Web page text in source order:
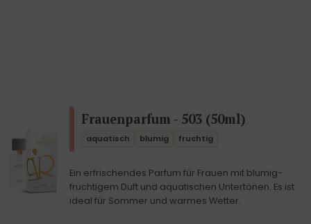
Frauenparfum - 503 (50ml)
aquatisch blumig fruchtig
Ein erfrischendes Parfum für Frauen mit blumig-
fruchtigem Duft und aquatischen Untertönen. Es ist
ideal für Sommer und warmes Wetter.